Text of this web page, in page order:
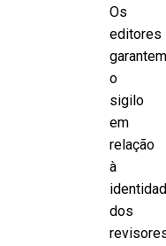
Os
editores
garantem
o
sigilo
em
relação
à
dos